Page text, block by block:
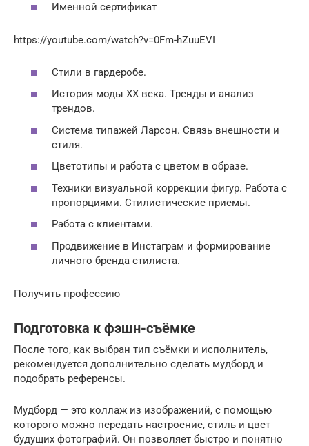
Именной сертификат
https://youtube.com/watch?v=0Fm-hZuuEVI
Стили в гардеробе.
История моды ХХ века. Тренды и анализ
трендов.
Система типажей Ларсон. Связь внешности и
стиля.
Цветотипы и работа с цветом в образе.
Техники визуальной коррекции фигур. Работа с
пропорциями. Стилистические приемы.
Работа с клиентами.
Продвижение в Инстаграм и формирование
личного бренда стилиста.
Получить профессию
Подготовка к фэшн-съёмке
После того, как выбран тип съёмки и исполнитель,
рекомендуется дополнительно сделать мудборд и
подобрать референсы.
Мудборд — это коллаж из изображений, с помощью
которого можно передать настроение, стиль и цвет
будущих фотографий. Он позволяет быстро и понятно